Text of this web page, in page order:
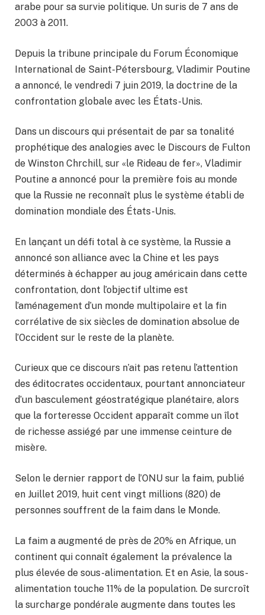
arabe pour sa survie politique. Un suris de 7 ans de
2003 à 2011.
Depuis la tribune principale du Forum Économique
International de Saint-Pétersbourg, Vladimir Poutine
a annoncé, le vendredi 7 juin 2019, la doctrine de la
confrontation globale avec les États-Unis.
Dans un discours qui présentait de par sa tonalité
prophétique des analogies avec le Discours de Fulton
de Winston Chrchill, sur «le Rideau de fer», Vladimir
Poutine a annoncé pour la première fois au monde
que la Russie ne reconnaît plus le système établi de
domination mondiale des États-Unis.
En lançant un défi total à ce système, la Russie a
annoncé son alliance avec la Chine et les pays
déterminés à échapper au joug américain dans cette
confrontation, dont l’objectif ultime est
l’aménagement d’un monde multipolaire et la fin
corrélative de six siècles de domination absolue de
l’Occident sur le reste de la planète.
Curieux que ce discours n’ait pas retenu l’attention
des éditocrates occidentaux, pourtant annonciateur
d’un basculement géostratégique planétaire, alors
que la forteresse Occident apparaît comme un îlot
de richesse assiégé par une immense ceinture de
misère.
Selon le dernier rapport de l’ONU sur la faim, publié
en Juillet 2019, huit cent vingt millions (820) de
personnes souffrent de la faim dans le Monde.
La faim a augmenté de près de 20% en Afrique, un
continent qui connaît également la prévalence la
plus élevée de sous-alimentation. Et en Asie, la sous-
alimentation touche 11% de la population. De surcroît
la surcharge pondérale augmente dans toutes les